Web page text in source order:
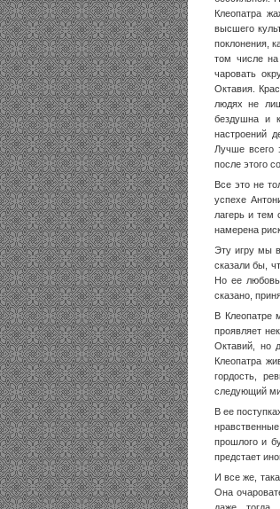
Клеопатра
высшего
поклонения,
том числе
чаровать
Октавия.
людях не
бездушна и
настроений
Лучше всего
после этого
Все это не
успехе
лагерь и тем
намерена
Эту игру мы
сказали бы,
Но ее любовь
сказано,
В Клеопатре
проявляет
Октавий, но
Клеопатра
гордость,
следующий
В ее
прошлого и
предстает
И все же,
Она